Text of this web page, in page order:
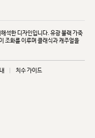
석한 디자인입니다. 유광 블랙 가죽
조화를 이루며 클래식과 캐주얼을
치수 가이드